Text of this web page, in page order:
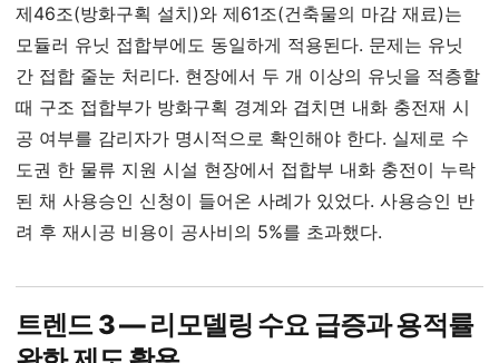
제46조(방화구획 설치)와 제61조(건축물의 마감 재료)는
모듈러 유닛 접합부에도 동일하게 적용된다. 문제는 유닛
간 접합 줄눈 처리다. 현장에서 두 개 이상의 유닛을 적층할
때 구조 접합부가 방화구획 경계와 겹치면 내화 충전재 시
공 여부를 감리자가 명시적으로 확인해야 한다. 실제로 수
도권 한 물류 지원 시설 현장에서 접합부 내화 충전이 누락
된 채 사용승인 신청이 들어온 사례가 있었다. 사용승인 반
려 후 재시공 비용이 공사비의 5%를 초과했다.
트렌드 3 — 리모델링 수요 급증과 용적률